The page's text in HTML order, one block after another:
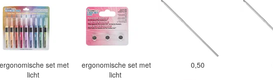
ergonomische set met
licht
ergonomische set met
licht
0,50